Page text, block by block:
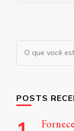
Procurando
algo?
POSTS